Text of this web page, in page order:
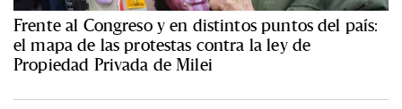
Frente al Congreso y en distintos puntos del país:
el mapa de las protestas contra la ley de
Propiedad Privada de Milei